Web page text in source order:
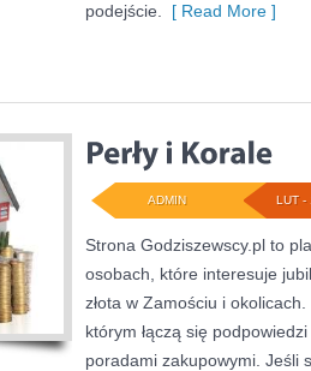
podejście.
[ Read More ]
LUT -
ADMIN
Strona Godziszewscy.pl to
osobach, które interesuje
złota w Zamościu i
którym łączą się
poradami zakupowymi. Jeśli